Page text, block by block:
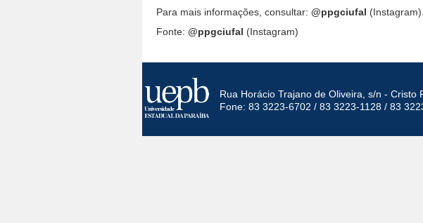
Para mais informações, consultar: @ppgciufal (Instagram).
Fonte: @ppgciufal (Instagram)
Rua Horácio Trajano de Oliveira, s/n -
Fone: 83 3223-6702 / 83 3223-1128 / 83